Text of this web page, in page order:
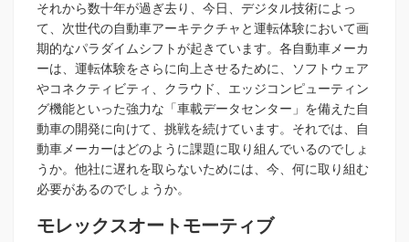
それから数十年が過ぎ去り、今日、デジタル技術によっ
て、次世代の自動車アーキテクチャと運転体験において画
期的なパラダイムシフトが起きています。各自動車メーカ
ーは、運転体験をさらに向上させるために、ソフトウェア
やコネクティビティ、クラウド、エッジコンピューティン
グ機能といった強力な「車載データセンター」を備えた自
動車の開発に向けて、挑戦を続けています。それでは、自
動車メーカーはどのように課題に取り組んでいるのでしょ
うか。他社に遅れを取らないためには、今、何に取り組む
必要があるのでしょうか。
モレックスオートモーティブ